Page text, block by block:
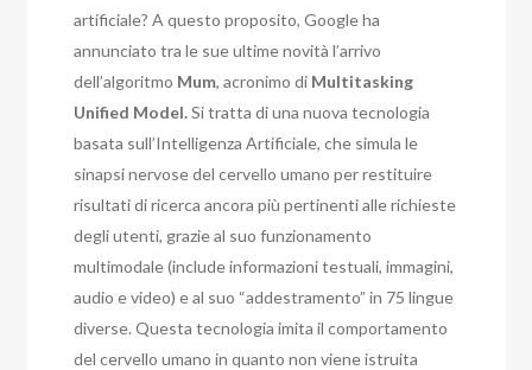
artificiale? A questo proposito, Google ha
annunciato tra le sue ultime novità l’arrivo
dell’algoritmo Mum, acronimo di Multitasking
Unified Model.Si tratta di una nuova tecnologia
basata sull’Intelligenza Artificiale, che simula le
sinapsi nervose del cervello umano per restituire
risultati di ricerca ancora più pertinenti alle richieste
degli utenti, grazie al suo funzionamento
multimodale (include informazioni testuali, immagini,
audio e video) e al suo “addestramento” in 75 lingue
diverse. Questa tecnologia imita il comportamento
del cervello umano in quanto non viene istruita